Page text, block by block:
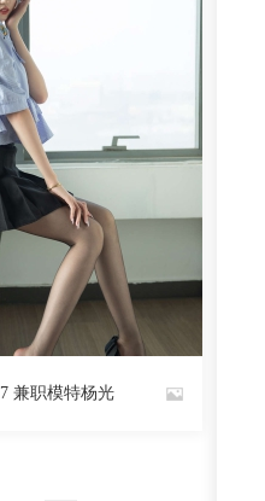
1467 阅读 0 回复
兼职模特杨光